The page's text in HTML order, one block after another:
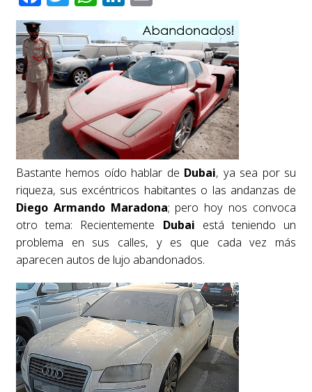
Bastante hemos oído hablar de Dubai, ya sea por su
riqueza, sus excéntricos habitantes o las andanzas de
Diego Armando Maradona; pero hoy nos convoca
otro tema: Recientemente Dubai está teniendo un
problema en sus calles, y es que cada vez más
aparecen autos de lujo abandonados.